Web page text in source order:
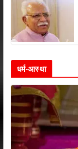
धर्म-आस्था